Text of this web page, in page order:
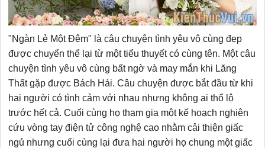
"Ngàn Lẻ Một Đêm" là câu chuyện tình yêu vô cùng đẹp
được chuyển thể lại từ một tiểu thuyết có cùng tên. Một câu
chuyện tình yêu vô cùng bất ngờ và may mắn khi Lăng
Thất gặp được Bách Hải. Câu chuyện được bắt đầu từ khi
hai người có tình cảm với nhau nhưng không ai thổ lộ
trước hết cả. Cuối cùng họ tham gia một kế hoạch nghiên
cứu vòng tay điện tử công nghệ cao nhằm cải thiện giấc
ngủ nhưng cuối cùng lại đưa hai người họ chung một giấc